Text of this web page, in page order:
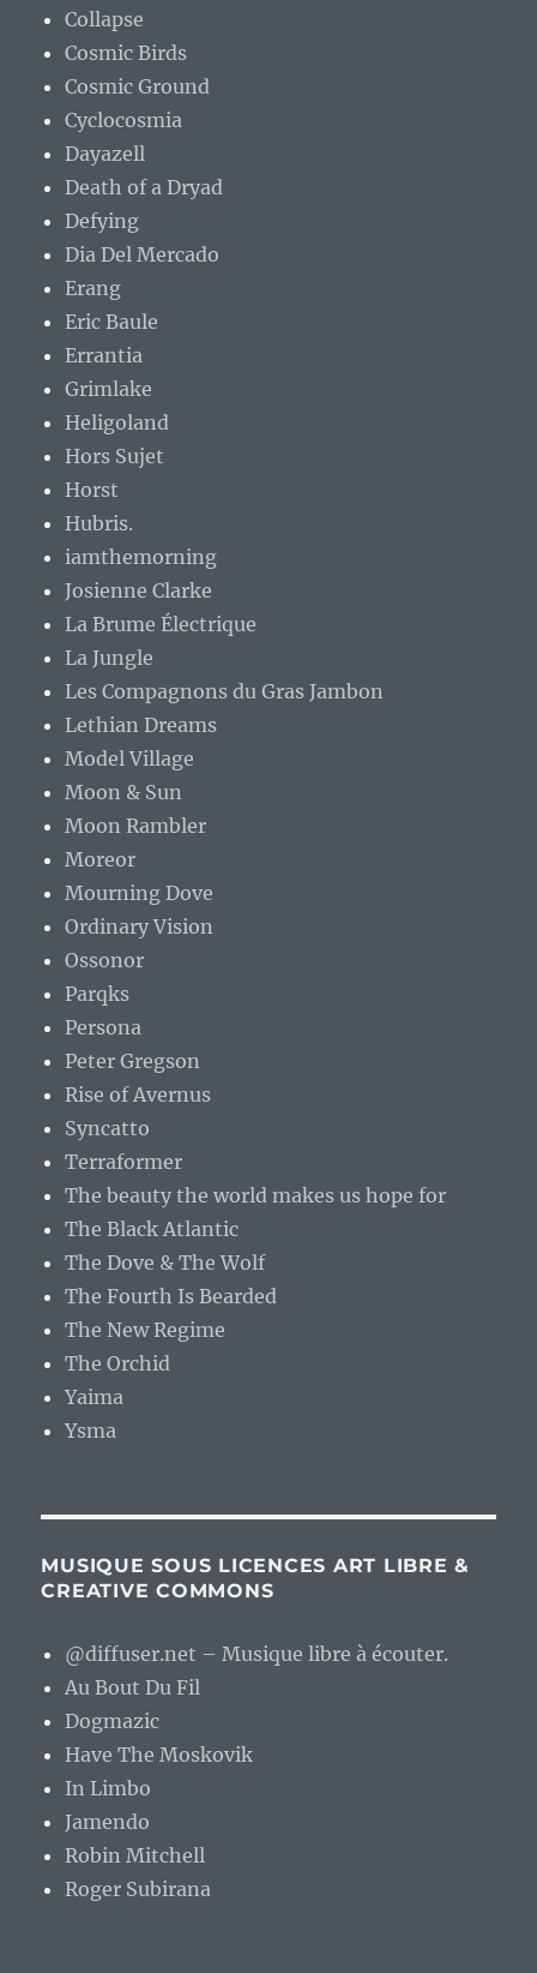
Collapse
Cosmic Birds
Cosmic Ground
Cyclocosmia
Dayazell
Death of a Dryad
Defying
Dia Del Mercado
Erang
Eric Baule
Errantia
Grimlake
Heligoland
Hors Sujet
Horst
Hubris.
iamthemorning
Josienne Clarke
La Brume Électrique
La Jungle
Les Compagnons du Gras Jambon
Lethian Dreams
Model Village
Moon & Sun
Moon Rambler
Moreor
Mourning Dove
Ordinary Vision
Ossonor
Parqks
Persona
Peter Gregson
Rise of Avernus
Syncatto
Terraformer
The beauty the world makes us hope for
The Black Atlantic
The Dove & The Wolf
The Fourth Is Bearded
The New Regime
The Orchid
Yaima
Ysma
MUSIQUE SOUS LICENCES ART LIBRE &
CREATIVE COMMONS
@diffuser.net – Musique libre à écouter.
Au Bout Du Fil
Dogmazic
Have The Moskovik
In Limbo
Jamendo
Robin Mitchell
Roger Subirana